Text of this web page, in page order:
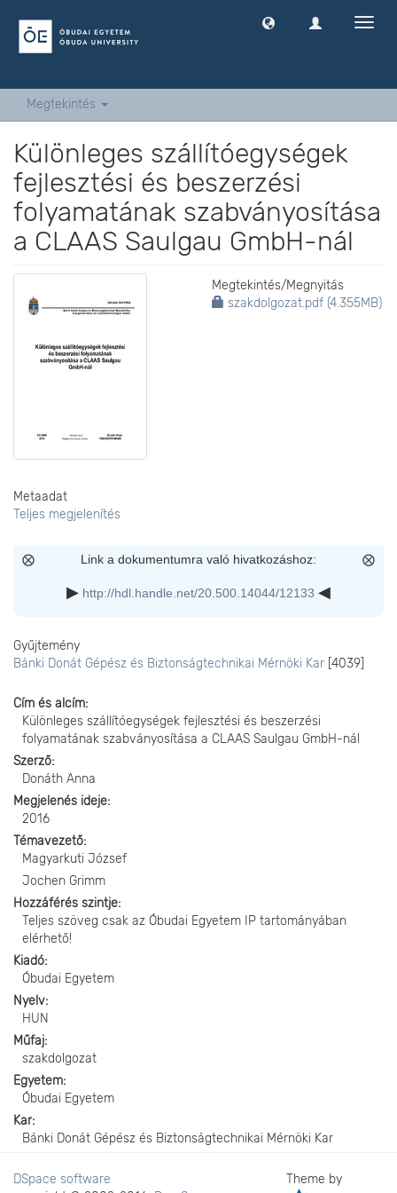
Megtekintés
Különleges szállítóegységek
fejlesztési és beszerzési
folyamatának szabványosítása
a CLAAS Saulgau GmbH-nál
Megtekintés/Megnyitás
szakdolgozat.pdf (4.355MB)
Metaadat
Teljes megjelenítés
Link a dokumentumra való hivatkozáshoz:
http://hdl.handle.net/20.500.14044/12133
Gyűjtemény
Bánki Donát Gépész és Biztonságtechnikai Mérnöki Kar [4039]
Cím és alcím
Különleges szállítóegységek fejlesztési és beszerzési
folyamatának szabványosítása a CLAAS Saulgau GmbH-nál
Szerző
Donáth Anna
Megjelenés ideje
2016
Témavezető
Magyarkuti József
Jochen Grimm
Hozzáférés szintje
Teljes szöveg csak az Óbudai Egyetem IP tartományában
elérhető!
Kiadó
Óbudai Egyetem
Nyelv
HUN
Műfaj
szakdolgozat
Egyetem
Óbudai Egyetem
Kar
Bánki Donát Gépész és Biztonságtechnikai Mérnöki Kar
DSpace software
Theme by